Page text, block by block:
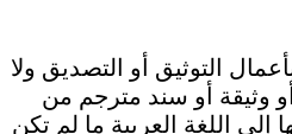
التوثيق أو التصديق ولا
وثيقة أو سند مترجم من
إلى اللغة العربية ما لم تكن